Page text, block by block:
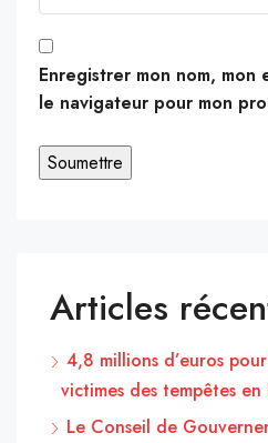
Enregistrer mon nom, mon
le navigateur pour mon
Articles
4,8 millions d’euros
victimes des tempêtes en
Le Conseil de